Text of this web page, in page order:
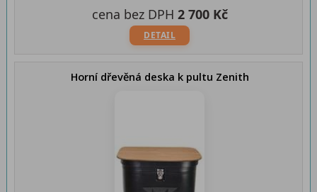
DETAIL
cena bez DPH 2 700 Kč
Horní dřevěná deska k pultu Zenith